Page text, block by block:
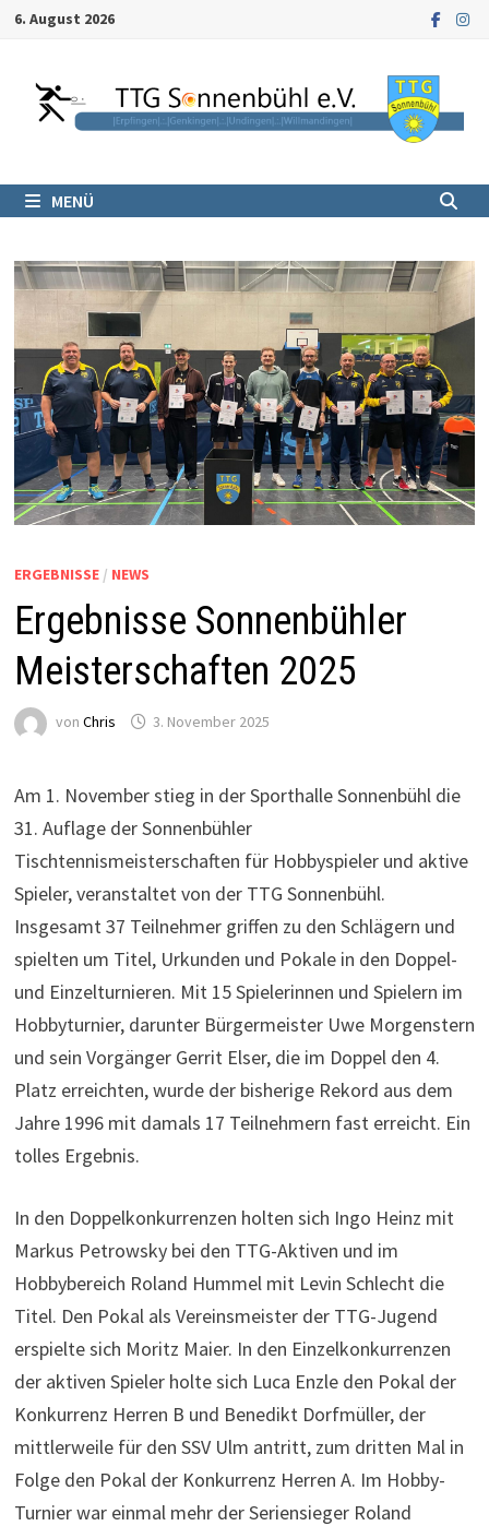
Zum6. August 2026
MENÜ
ERGEBNISSE/ NEWS
Ergebnisse Sonnenbühler
Meisterschaften 2025
von Chris 3. November 2025
Am 1. November stieg in der Sporthalle Sonnenbühl die
31. Auflage der Sonnenbühler
Tischtennismeisterschaften für Hobbyspieler und aktive
Spieler, veranstaltet von der TTG Sonnenbühl.
Insgesamt 37 Teilnehmer griffen zu den Schlägern und
spielten um Titel, Urkunden und Pokale in den Doppel-
und Einzelturnieren. Mit 15 Spielerinnen und Spielern im
Hobbyturnier, darunter Bürgermeister Uwe Morgenstern
und sein Vorgänger Gerrit Elser, die im Doppel den 4.
Platz erreichten, wurde der bisherige Rekord aus dem
Jahre 1996 mit damals 17 Teilnehmern fast erreicht. Ein
tolles Ergebnis.
In den Doppelkonkurrenzen holten sich Ingo Heinz mit
Markus Petrowsky bei den TTG-Aktiven und im
Hobbybereich Roland Hummel mit Levin Schlecht die
Titel. Den Pokal als Vereinsmeister der TTG-Jugend
erspielte sich Moritz Maier. In den Einzelkonkurrenzen
der aktiven Spieler holte sich Luca Enzle den Pokal der
Konkurrenz Herren B und Benedikt Dorfmüller, der
mittlerweile für den SSV Ulm antritt, zum dritten Mal in
Folge den Pokal der Konkurrenz Herren A. Im Hobby-
Turnier war einmal mehr der Seriensieger Roland